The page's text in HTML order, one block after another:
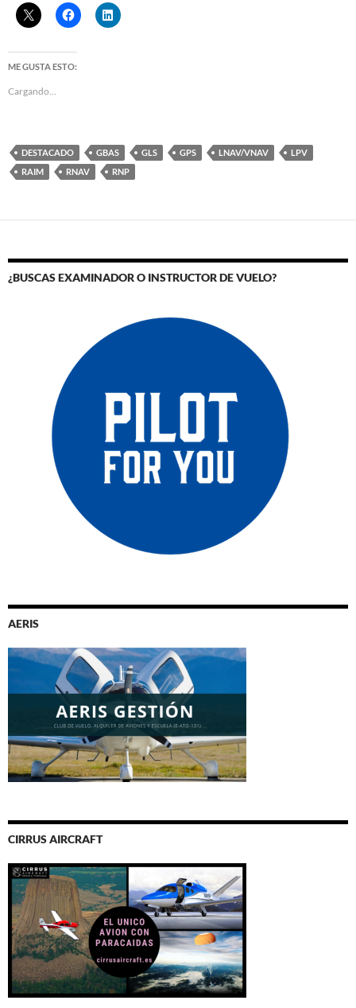
ME GUSTA ESTO:
Cargando...
DESTACADO GBAS GLS GPS LNAV/VNAV
LPV
RAIM
RNAV RNP
¿BUSCAS EXAMINADOR O INSTRUCTOR DE VUELO?
AERIS
CIRRUS AIRCRAFT